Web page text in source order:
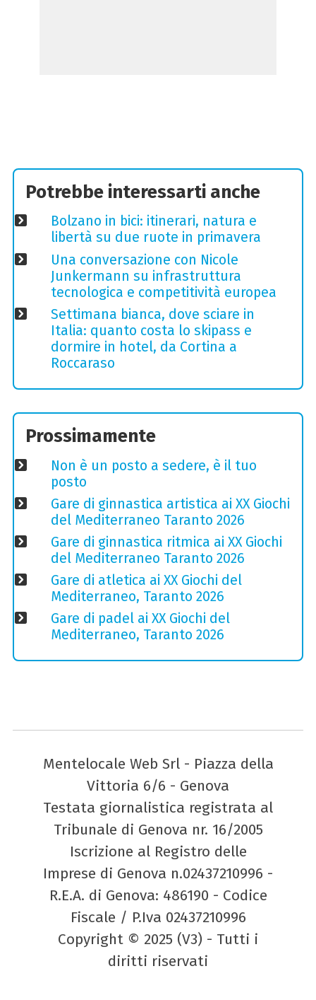
Potrebbe interessarti anche
Bolzano in bici: itinerari, natura e
libertà su due ruote in primavera
Una conversazione con Nicole
Junkermann su infrastruttura
tecnologica e competitività europea
Settimana bianca, dove sciare in
Italia: quanto costa lo skipass e
dormire in hotel, da Cortina a
Roccaraso
Prossimamente
Non è un posto a sedere, è il tuo
posto
Gare di ginnastica artistica ai XX Giochi
del Mediterraneo Taranto 2026
Gare di ginnastica ritmica ai XX Giochi
del Mediterraneo Taranto 2026
Gare di atletica ai XX Giochi del
Mediterraneo, Taranto 2026
Gare di padel ai XX Giochi del
Mediterraneo, Taranto 2026
Mentelocale Web Srl - Piazza della
Vittoria 6/6 - Genova
Testata giornalistica registrata al
Tribunale di Genova nr. 16/2005
Iscrizione al Registro delle
Imprese di Genova n.02437210996 -
R.E.A. di Genova: 486190 - Codice
Fiscale / P.Iva 02437210996
Copyright © 2025 (V3) - Tutti i
diritti riservati